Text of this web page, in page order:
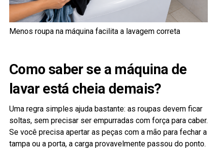
Menos roupa na máquina facilita a lavagem correta
Como saber se a máquina de
lavar está cheia demais?
Uma regra simples ajuda bastante: as roupas devem ficar
soltas, sem precisar ser empurradas com força para caber.
Se você precisa apertar as peças com a mão para fechar a
tampa ou a porta, a carga provavelmente passou do ponto.